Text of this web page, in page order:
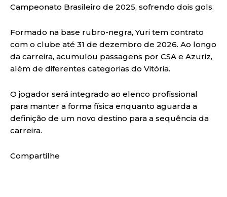
Campeonato Brasileiro de 2025, sofrendo dois gols.
Formado na base rubro-negra, Yuri tem contrato
com o clube até 31 de dezembro de 2026. Ao longo
da carreira, acumulou passagens por CSA e Azuriz,
além de diferentes categorias do Vitória.
O jogador será integrado ao elenco profissional
para manter a forma física enquanto aguarda a
definição de um novo destino para a sequência da
carreira.
Compartilhe